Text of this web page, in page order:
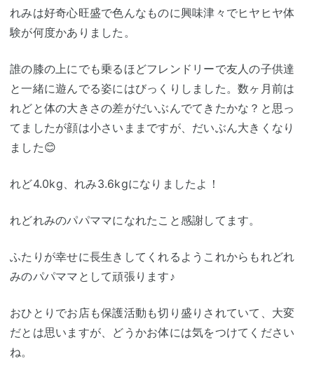
れみは好奇心旺盛で色んなものに興味津々でヒヤヒヤ体
験が何度かありました。
誰の膝の上にでも乗るほどフレンドリーで友人の子供達
と一緒に遊んでる姿にはびっくりしました。数ヶ月前は
れどと体の大きさの差がだいぶんでてきたかな？と思っ
てましたが顔は小さいままですが、だいぶん大きくなり
ました😊
れど4.0kg、れみ3.6kgになりましたよ！
れどれみのパパママになれたこと感謝してます。
ふたりが幸せに長生きしてくれるようこれからもれどれ
みのパパママとして頑張ります♪
おひとりでお店も保護活動も切り盛りされていて、大変
だとは思いますが、どうかお体には気をつけてください
ね。